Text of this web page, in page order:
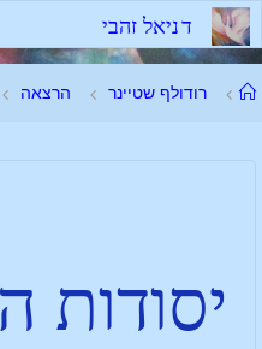
דניאל זהבי
רודולף שטיינר הרצאה
יסודות